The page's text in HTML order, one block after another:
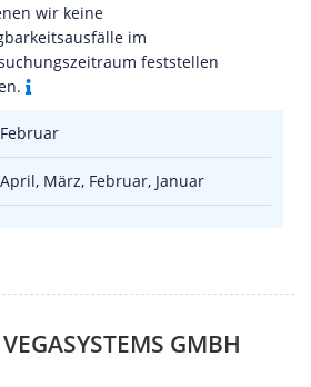
wir keine
im
feststellen
Februar
April, März, Februar, Januar
GMBH